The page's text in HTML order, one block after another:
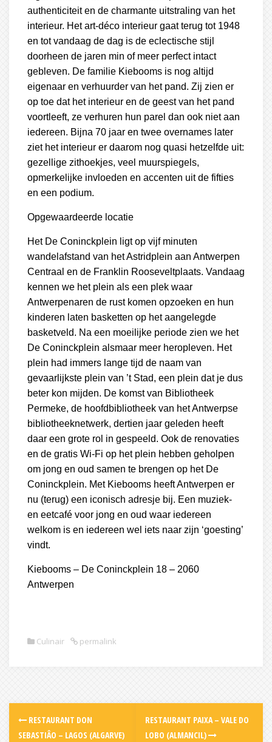
authenticiteit en de charmante uitstraling van het
interieur. Het art-déco interieur gaat terug tot 1948
en tot vandaag de dag is de eclectische stijl
doorheen de jaren min of meer perfect intact
gebleven. De familie Kiebooms is nog altijd
eigenaar en verhuurder van het pand. Zij zien er
op toe dat het interieur en de geest van het pand
voortleeft, ze verhuren hun parel dan ook niet aan
iedereen. Bijna 70 jaar en twee overnames later
ziet het interieur er daarom nog quasi hetzelfde uit:
gezellige zithoekjes, veel muurspiegels,
opmerkelijke invloeden en accenten uit de fifties
en een podium.
Opgewaardeerde locatie
Het De Coninckplein ligt op vijf minuten
wandelafstand van het Astridplein aan Antwerpen
Centraal en de Franklin Rooseveltplaats. Vandaag
kennen we het plein als een plek waar
Antwerpenaren de rust komen opzoeken en hun
kinderen laten basketten op het aangelegde
basketveld. Na een moeilijke periode zien we het
De Coninckplein alsmaar meer heropleven. Het
plein had immers lange tijd de naam van
gevaarlijkste plein van ’t Stad, een plein dat je dus
beter kon mijden. De komst van Bibliotheek
Permeke, de hoofdbibliotheek van het Antwerpse
bibliotheeknetwerk, dertien jaar geleden heeft
daar een grote rol in gespeeld. Ook de renovaties
en de gratis Wi-Fi op het plein hebben geholpen
om jong en oud samen te brengen op het De
Coninckplein. Met Kiebooms heeft Antwerpen er
nu (terug) een iconisch adresje bij. Een muziek-
en eetcafé voor jong en oud waar iedereen
welkom is en iedereen wel iets naar zijn ‘goesting’
vindt.
Kiebooms – De Coninckplein 18 – 2060
Antwerpen
Culinair permalink
Post
RESTAURANT DON
SEBASTIÂO – LAGOS (ALGARVE)
RESTAURANT PAIXA – VALE DO
LOBO (ALMANCIL)